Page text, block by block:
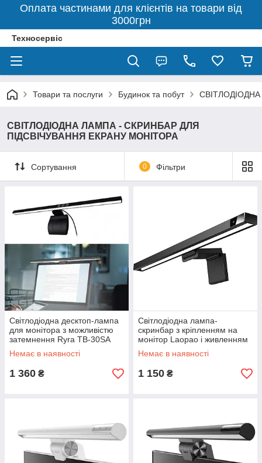
Оплата частинами для клієнтів на товари від
3000грн
Техносервіс
Товари та послуги Будинок та побут
СВІТЛОДІОДНА ЛАМПА - СКРИНБАР ДЛЯ
ПІДСВІЧУВАННЯ ЕКРАНУ МОНІТОРА
Сортування 0 Фільтри
Світлодіодна десктоп-лампа
для монітора з можливістю
затемнення Ryra ТВ-30SА
Чорний
Немає в наявності
1 360 ₴
Світлодіодна лампа-
скринбар з кріпленням на
монітор Laopao і живленням
від USB
Немає в наявності
1 150 ₴